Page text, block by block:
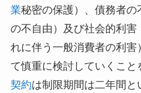
業秘密の保護）、債務者
の不自由）及び社会的利害
れに伴う一般消費者の利害
て慎重に検討していくこ
契約は制限期間は二年間